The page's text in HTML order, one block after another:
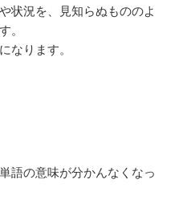
状況を、見知らぬもののよ
。
なります。
語の意味が分かんなくなっ